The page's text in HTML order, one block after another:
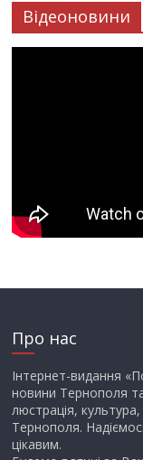
Відеоновини
Про нас
Інтернет-видання
новини Тернополя та
люстрація,
Тернополя.
цікавим.